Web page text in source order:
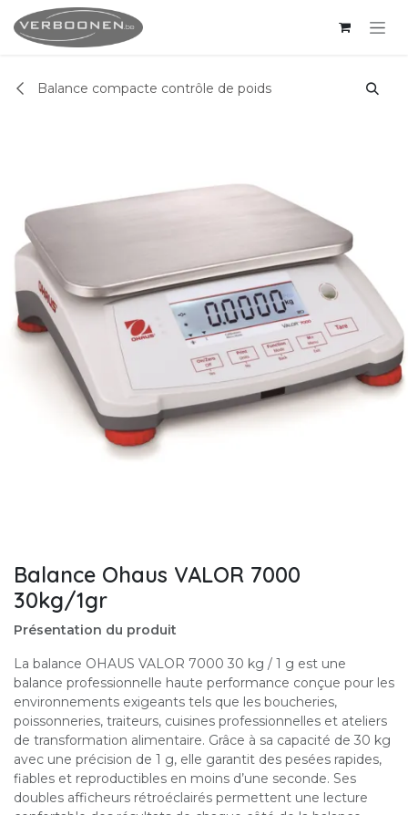
Se rendre au contenu
Balance compacte contrôle de poids
Balance Ohaus VALOR 7000
30kg/1gr
Présentation du produit
La balance OHAUS VALOR 7000 30 kg / 1 g est une
balance professionnelle haute performance conçue pour les
environnements exigeants tels que les boucheries,
poissonneries, traiteurs, cuisines professionnelles et ateliers
de transformation alimentaire. Grâce à sa capacité de 30 kg
avec une précision de 1 g, elle garantit des pesées rapides,
fiables et reproductibles en moins d’une seconde. Ses
doubles afficheurs rétroéclairés permettent une lecture